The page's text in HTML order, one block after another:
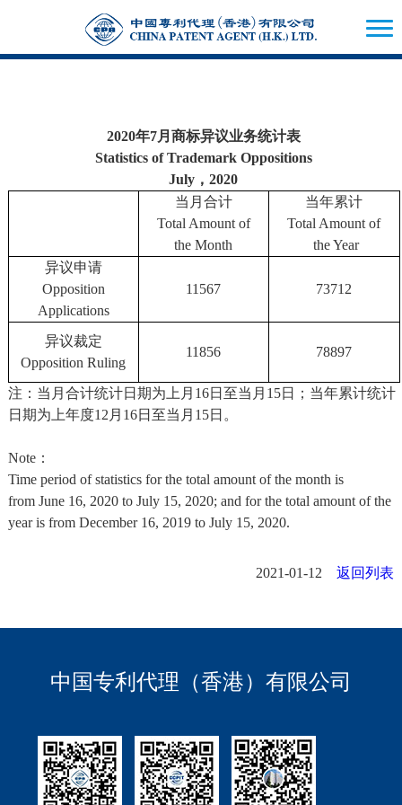
2020年7月商标异议业务统计表
Statistics of Trademark Oppositions
July，2020
当月合计
Total Amount of
the Month
当年累计
Total Amount of
the Year
异议申请
Opposition
Applications
11567 73712
异议裁定
Opposition Ruling
11856 78897
注：当月合计统计日期为上月16日至当月15日；当年累计统计
日期为上年度12月16日至当月15日。
Note：
Time period of statistics for the total amount of the month is
from June 16, 2020 to July 15, 2020; and for the total amount of the
year is from December 16, 2019 to July 15, 2020.
2021-01-12返回列表
中国专利代理（香港）有限公司